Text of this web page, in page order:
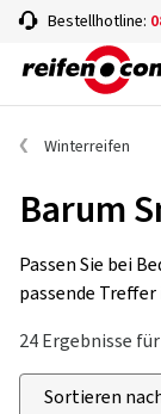
Bestellhotline:
Winterreifen
Barum
Passen Sie bei
passende
24 Ergebnisse